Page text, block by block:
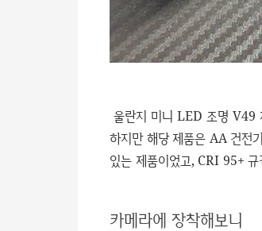
울란지 미니 LED 조명 V49
하지만 해당 제품은 AA 건전
있는 제품이었고, CRI 95+
카메라에 장착해보니